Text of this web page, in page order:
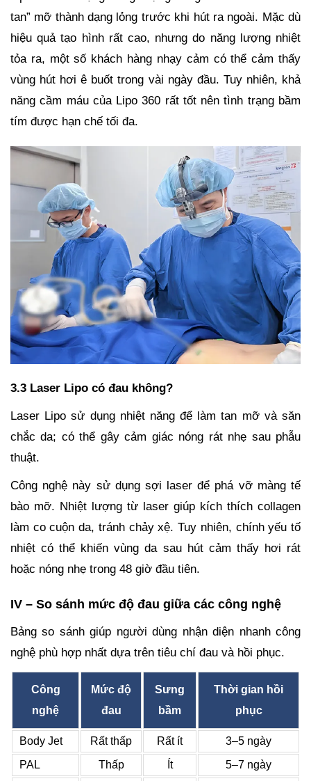
tan” mỡ thành dạng lỏng trước khi hút ra ngoài. Mặc dù
hiệu quả tạo hình rất cao, nhưng do năng lượng nhiệt
tỏa ra, một số khách hàng nhạy cảm có thể cảm thấy
vùng hút hơi ê buốt trong vài ngày đầu. Tuy nhiên, khả
năng cầm máu của Lipo 360 rất tốt nên tình trạng bầm
tím được hạn chế tối đa.
3.3 Laser Lipo có đau không?
Laser Lipo sử dụng nhiệt năng để làm tan mỡ và săn
chắc da; có thể gây cảm giác nóng rát nhẹ sau phẫu
thuật.
Công nghệ này sử dụng sợi laser để phá vỡ màng tế
bào mỡ. Nhiệt lượng từ laser giúp kích thích collagen
làm co cuộn da, tránh chảy xệ. Tuy nhiên, chính yếu tố
nhiệt có thể khiến vùng da sau hút cảm thấy hơi rát
hoặc nóng nhẹ trong 48 giờ đầu tiên.
IV – So sánh mức độ đau giữa các công nghệ
Bảng so sánh giúp người dùng nhận diện nhanh công
nghệ phù hợp nhất dựa trên tiêu chí đau và hồi phục.
Công
nghệ
Mức độ
đau
Sưng
bầm
Thời gian hồi
phục
Body Jet Rất thấp Rất ít
3–5 ngày
PAL
Thấp Ít 5–7 ngày